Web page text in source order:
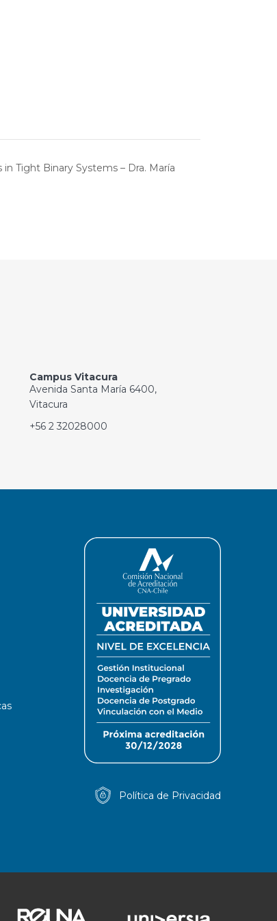
Tight Binary Systems – Dra. María
Campus Vitacura
Avenida Santa María 6400,
Vitacura
+56 2 32028000
Política de Privacidad